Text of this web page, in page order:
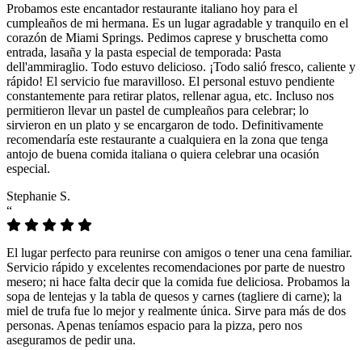
Probamos este encantador restaurante italiano hoy para el
cumpleaños de mi hermana. Es un lugar agradable y tranquilo en el
corazón de Miami Springs. Pedimos caprese y bruschetta como
entrada, lasaña y la pasta especial de temporada: Pasta
dell'ammiraglio. Todo estuvo delicioso. ¡Todo salió fresco, caliente y
rápido! El servicio fue maravilloso. El personal estuvo pendiente
constantemente para retirar platos, rellenar agua, etc. Incluso nos
permitieron llevar un pastel de cumpleaños para celebrar; lo
sirvieron en un plato y se encargaron de todo. Definitivamente
recomendaría este restaurante a cualquiera en la zona que tenga
antojo de buena comida italiana o quiera celebrar una ocasión
especial.
Stephanie S.
“
El lugar perfecto para reunirse con amigos o tener una cena familiar.
Servicio rápido y excelentes recomendaciones por parte de nuestro
mesero; ni hace falta decir que la comida fue deliciosa. Probamos la
sopa de lentejas y la tabla de quesos y carnes (tagliere di carne); la
miel de trufa fue lo mejor y realmente única. Sirve para más de dos
personas. Apenas teníamos espacio para la pizza, pero nos
aseguramos de pedir una.